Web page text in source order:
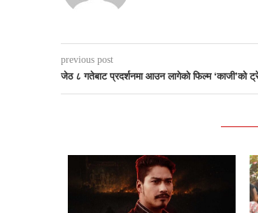
previous post
जेठ ८ गतेबाट प्रदर्शनमा आउन लागेकाे फिल्म ‘काजी’को